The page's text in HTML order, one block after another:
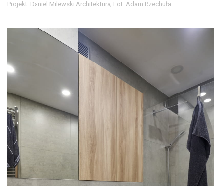
Projekt: Daniel Milewski Architektura; Fot. Adam Rzechuła